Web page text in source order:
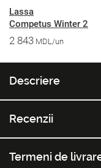
Lassa
Competus Winter 2
2 843 MDL/un
Descriere
Recenzii
Termeni de